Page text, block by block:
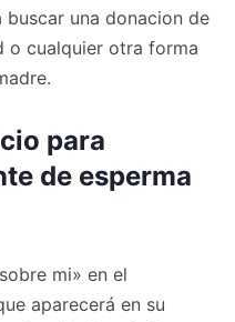
una donacion de
o cualquier otra forma
para
de esperma
mi» en el
aparecerá en su